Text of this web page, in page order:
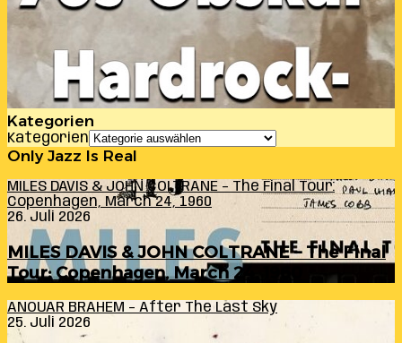
Kategorien
Kategorien
Only Jazz Is Real
MILES DAVIS & JOHN COLTRANE – The Final Tour:
Copenhagen, March 24, 1960
26. Juli 2026
MILES DAVIS & JOHN COLTRANE – The Final
Tour: Copenhagen, March 24, 1960
ANOUAR BRAHEM – After The Last Sky
25. Juli 2026